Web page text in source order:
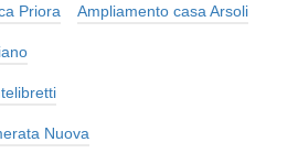
Priora Ampliamento casa Arsoli
Nuova